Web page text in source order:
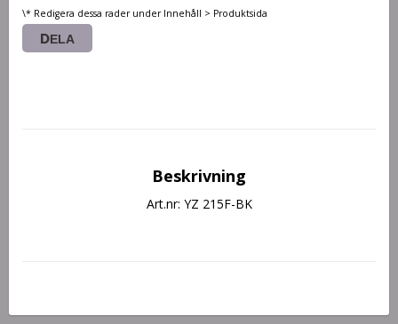
\* Redigera dessa rader under Innehåll > Produktsida
DELA
Beskrivning
Art.nr: YZ 215F-BK